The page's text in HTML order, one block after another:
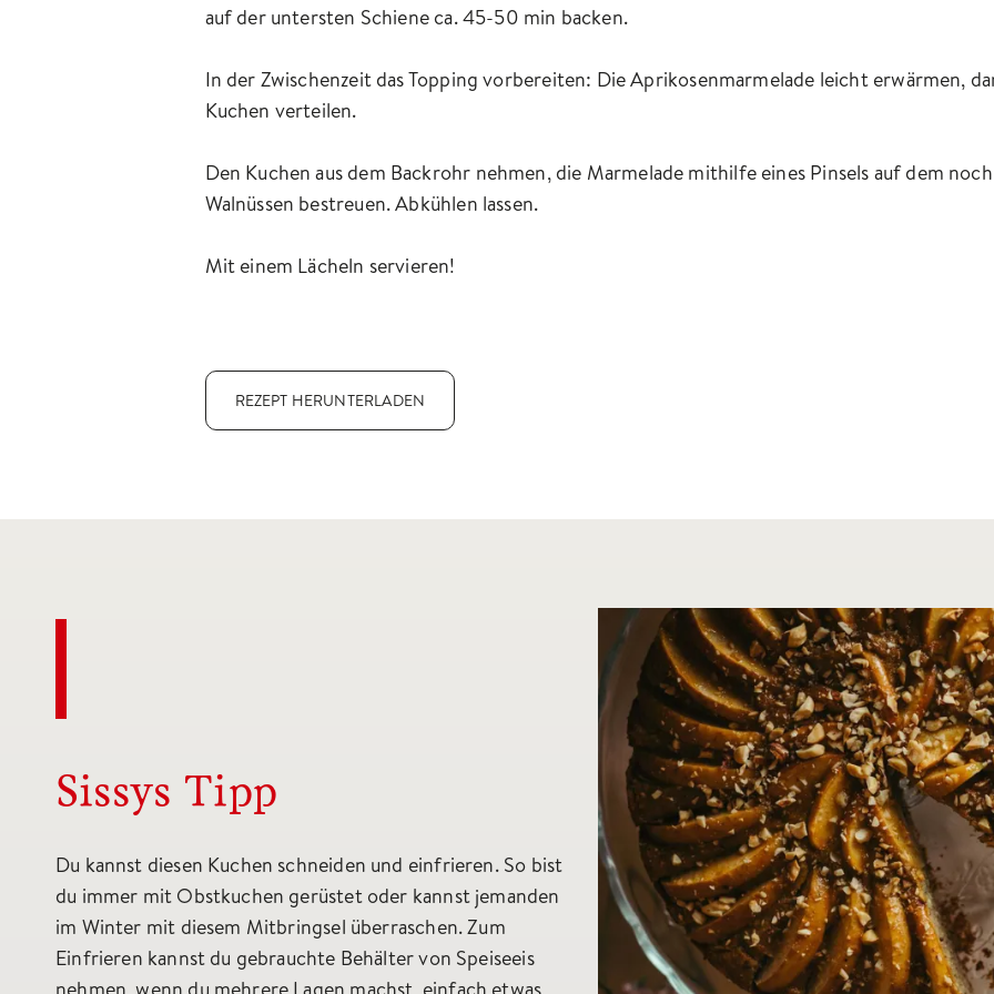
auf der untersten Schiene ca. 45-50 min backen.
In der Zwischenzeit das Topping vorbereiten: Die Aprikosenmarmelade leicht erwärmen,
Kuchen verteilen.
Den Kuchen aus dem Backrohr nehmen, die Marmelade mithilfe eines Pinsels auf dem
Walnüssen bestreuen. Abkühlen lassen.
Mit einem Lächeln servieren!
REZEPT HERUNTERLADEN
Sissys Tipp
Du kannst diesen Kuchen schneiden und einfrieren. So bist
du immer mit Obstkuchen gerüstet oder kannst jemanden
im Winter mit diesem Mitbringsel überraschen. Zum
Einfrieren kannst du gebrauchte Behälter von Speiseeis